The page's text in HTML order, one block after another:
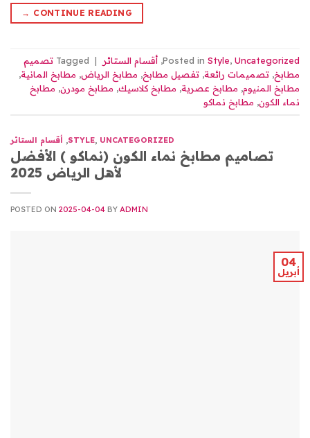
CONTINUE READING
→
Posted in Style, Uncategorized
, أقسام الستائر |
Tagged تصميم
مطابخ, تصميمات رائعة, تفصيل مطابخ, مطابخ الرياض, مطابخ المانية,
مطابخ المنيوم, مطابخ عصرية, مطابخ كلاسيك, مطابخ مودرن, مطابخ
نماء الكون, مطابخ نماكو
STYLE UNCATEGORIZED أقسام الستائر
تصاميم مطابخ نماء الكون (نماكو ) الأفضل
لأهل الرياض 2025
POSTED ON 2025-04-04 BY ADMIN
04
أبريل